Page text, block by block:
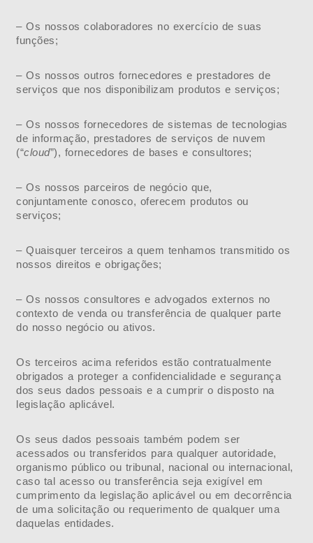
– Os nossos colaboradores no exercício de suas
funções;
– Os nossos outros fornecedores e prestadores de
serviços que nos disponibilizam produtos e serviços;
– Os nossos fornecedores de sistemas de tecnologias
de informação, prestadores de serviços de nuvem
(“cloud”), fornecedores de bases e consultores;
– Os nossos parceiros de negócio que,
conjuntamente conosco, oferecem produtos ou
serviços;
– Quaisquer terceiros a quem tenhamos transmitido os
nossos direitos e obrigações;
– Os nossos consultores e advogados externos no
contexto de venda ou transferência de qualquer parte
do nosso negócio ou ativos.
Os terceiros acima referidos estão contratualmente
obrigados a proteger a confidencialidade e segurança
dos seus dados pessoais e a cumprir o disposto na
legislação aplicável.
Os seus dados pessoais também podem ser
acessados ou transferidos para qualquer autoridade,
organismo público ou tribunal, nacional ou internacional,
caso tal acesso ou transferência seja exigível em
cumprimento da legislação aplicável ou em decorrência
de uma solicitação ou requerimento de qualquer uma
daquelas entidades.